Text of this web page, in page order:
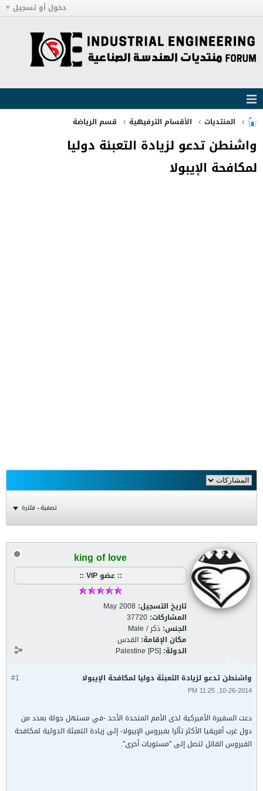
دخول أو تسجيل
المنتديات الأقسام الترفيهية قسم الرياضة
واشنطن تدعو لزيادة التعبئة دوليا
لمكافحة الإيبولا
تصفية - فلترة
king of love
:: عضو VIP ::
تاريخ التسجيل: May 2008
المشاركات: 37720
الجنس: ذكر / Male
مكان الإقامة: القدس
الدولة: Palestine [PS]
#1 واشنطن تدعو لزيادة التعبئة دوليا لمكافحة الإيبولا
10-26-2014, 11:25 PM
دعت السفيرة الأميركية لدى الأمم المتحدة الأحد -في مستهل جولة بعدد من
دول غرب أفريقيا الأكثر تأثرا بفيروس الإيبولا- إلى زيادة التعبئة الدولية لمكافحة
الفيروس القاتل لتصل إلى "مستويات أخرى".